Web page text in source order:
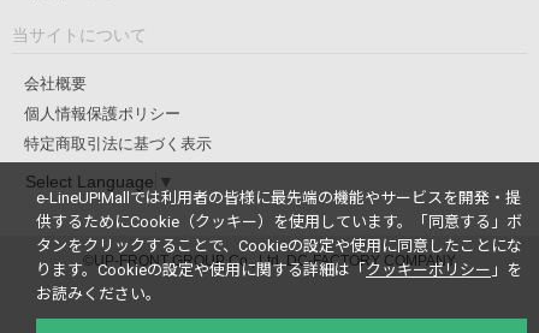
当サイトについて
会社概要
個人情報保護ポリシー
特定商取引法に基づく表示
Select Language ▼
©UP-FRONT GROUP Co., Ltd. DC-FACTORY COMPANY
e-LineUP!Mallでは利用者の皆様に最先端の機能やサービスを開発・提
供するためにCookie（クッキー）を使用しています。
「同意する」ボ
タンをクリックすることで、Cookieの設定や使用に同意したことにな
ります。Cookieの設定や使用に関する詳細は「 クッキーポリシー 」を
お読みください。